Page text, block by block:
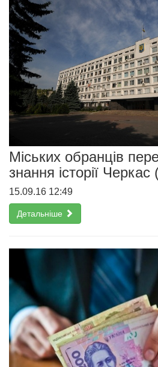
Міських обранців
знання історії
15.09.16 12:49
Детальніше